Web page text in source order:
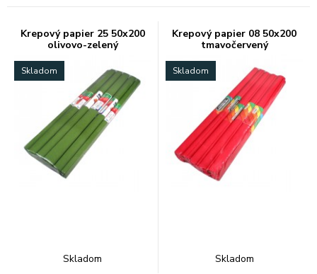
Krepový papier 25 50x200
olivovo-zelený
Skladom
Skladom
Krepový papier 08 50x200
tmavočervený
Skladom
Skladom